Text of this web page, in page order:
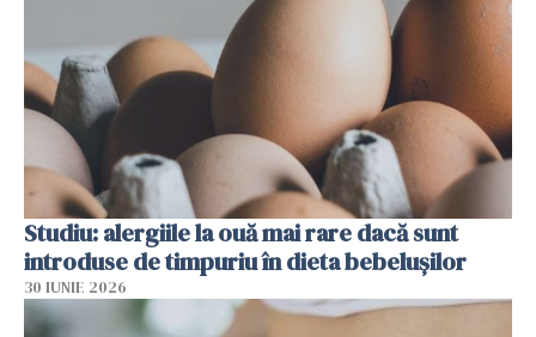
Studiu: alergiile la ouă mai rare dacă sunt
introduse de timpuriu în dieta bebelușilor
30 IUNIE 2026